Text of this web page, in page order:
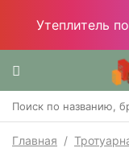
Утеплитель
Главная /